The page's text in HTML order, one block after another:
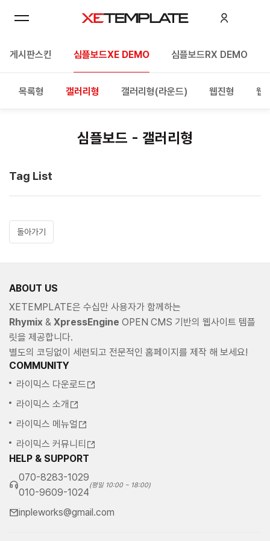
게시판스킨 심플보드XE DEMO 심플보드RX DEMO
목록형 갤러리형 갤러리형(라운드) 웹진형 웹
심플보드 - 갤러리형
Tag List
돌아가기
ABOUT US
XETEMPLATE은 수십만 사용자가 함께하는
Rhymix & XpressEngine OPEN CMS 기반의 웹사이트 템플
릿을 제공합니다.
별도의 코딩없이 세련되고 전문적인 홈페이지를 제작 해 보세요!
COMMUNITY
라이믹스 다운로드
라이믹스 소개
라이믹스 메뉴얼
라이믹스 커뮤니티
HELP & SUPPORT
070-8283-1029
010-9609-1024
(평일 10:00 ~ 18:00)
inpleworks@gmail.com